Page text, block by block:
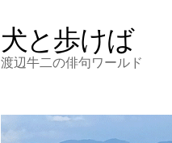
犬と歩けば
渡辺牛二の俳句ワールド